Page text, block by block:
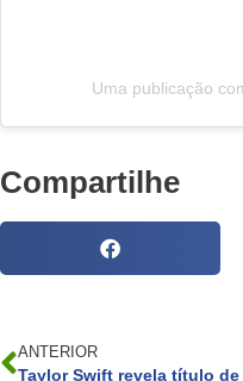
Uma publicação
Compartilhe
ANTERIOR
Taylor Swift revela título